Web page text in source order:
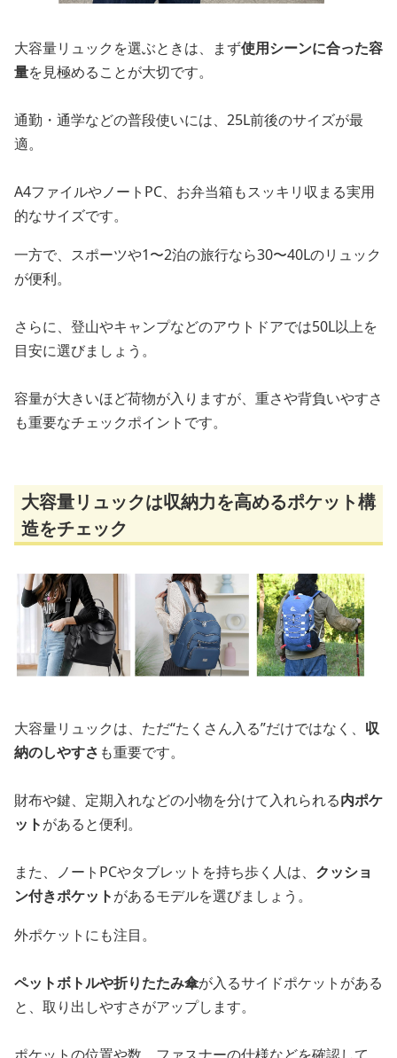
大容量リュックを選ぶときは、まず使用シーンに合った容
量を見極めることが大切です。
通勤・通学などの普段使いには、25L前後のサイズが最
適。
A4ファイルやノートPC、お弁当箱もスッキリ収まる実用
的なサイズです。
一方で、スポーツや1〜2泊の旅行なら30〜40Lのリュック
が便利。
さらに、登山やキャンプなどのアウトドアでは50L以上を
目安に選びましょう。
容量が大きいほど荷物が入りますが、重さや背負いやすさ
も重要なチェックポイントです。
大容量リュックは収納力を高めるポケット構
造をチェック
大容量リュックは、ただ“たくさん入る”だけではなく、 収
納のしやすさ も重要です。
財布や鍵、定期入れなどの小物を分けて入れられる内ポケ
ットがあると便利。
また、ノートPCやタブレットを持ち歩く人は、 クッショ
ン付きポケットがあるモデルを選びましょう。
外ポケットにも注目。
ペットボトルや折りたたみ傘が入るサイドポケットがある
と、取り出しやすさがアップします。